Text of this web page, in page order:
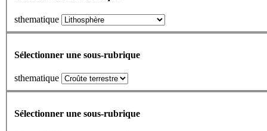
sthematique
Sélectionner une sous-rubrique
sthematique
Sélectionner une sous-rubrique